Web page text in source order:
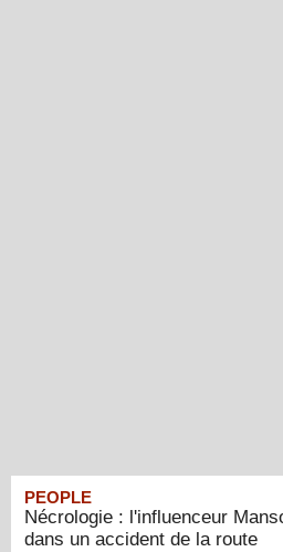
PEOPLE
Nécrologie : l'influenceur
dans un accident de la route